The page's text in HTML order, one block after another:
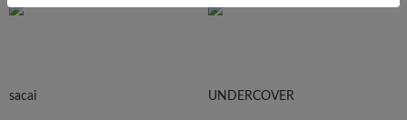
sacai UNDERCOVER